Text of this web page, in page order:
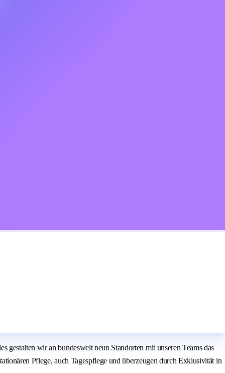
wir an bundesweit neun Standorten mit unseren Teams das
Pflege, auch Tagespflege und überzeugen durch Exklusivität in